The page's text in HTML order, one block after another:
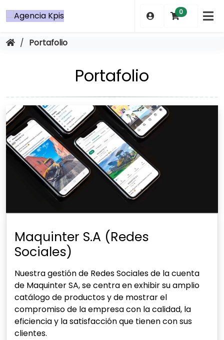
al
0
/ Portafolio
Portafolio
Maquinter S.A (Redes
Sociales)
Nuestra gestión de Redes Sociales de la cuenta
de Maquinter SA, se centra en exhibir su amplio
catálogo de productos y de mostrar el
compromiso de la empresa con la calidad, la
eficiencia y la satisfacción que tienen con sus
clientes.